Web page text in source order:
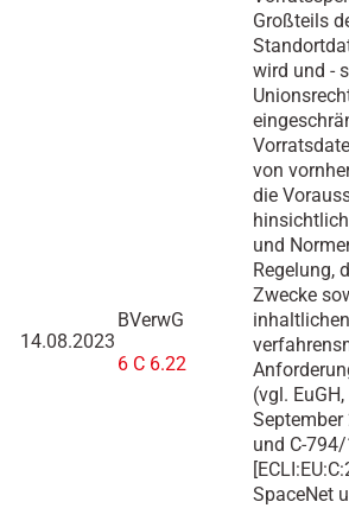
14.08.2023
BVerwG
6 C 6.22
Großteils
wird und -
von
die
und
Regelung,
Zwecke
(vgl.
September
und C-
SpaceNet